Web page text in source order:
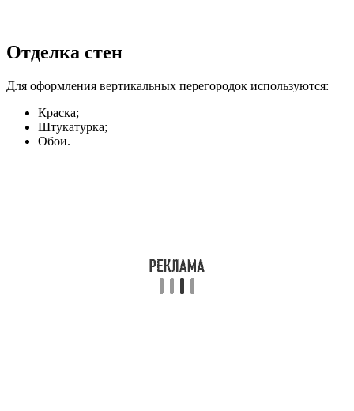
Отделка стен
Для оформления вертикальных перегородок используются:
Краска;
Штукатурка;
Обои.